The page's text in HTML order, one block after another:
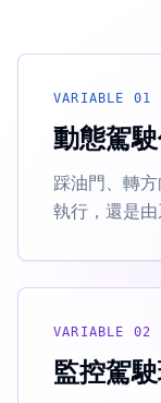
VARIABLE 01
動態駕
踩油門、轉
執行，還是
VARIABLE 02
監控駕